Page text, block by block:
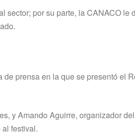
sector; por su parte, la CANACO le
prensa en la que se presentó el
y Amando Aguirre, organizador
festival.